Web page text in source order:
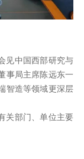
见中国西部研究与
事局主席陈远东一
智造等领域更深层
关部门、单位主要